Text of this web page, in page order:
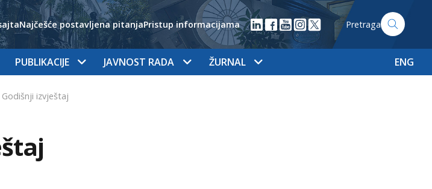
Najčešće postavljena pitanjaPristup informacijama Pretraga
PUBLIKACIJE JAVNOST RADA ŽURNAL ENG
Godišnji izvještaj